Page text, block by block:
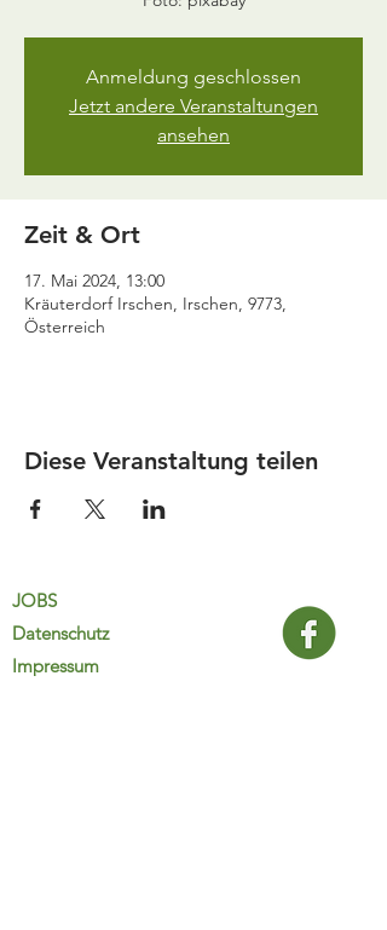
Anmeldung geschlossen
Jetzt andere Veranstaltungen
ansehen
Zeit & Ort
17. Mai 2024, 13:00
Kräuterdorf Irschen, Irschen, 9773,
Österreich
Diese Veranstaltung teilen
JOBS
Datenschutz
Impressum